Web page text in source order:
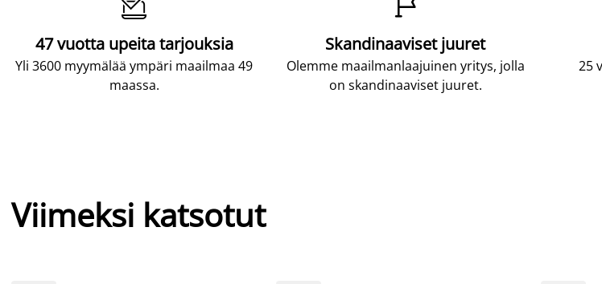

47 vuotta upeita tarjouksia
Yli 3600 myymälää ympäri maailmaa 49
maassa.

Skandinaaviset juuret
Olemme maailmanlaajuinen yritys, jolla
on skandinaaviset juuret.
25
Viimeksi katsotut